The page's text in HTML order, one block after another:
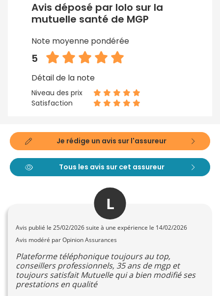
Avis déposé par lolo sur la
mutuelle santé de MGP
Note moyenne pondérée
5
Détail de la note
Niveau des prix
Satisfaction
Je rédige un avis sur l'assureur
Tous les avis sur cet assureur
L
Avis publié le 25/02/2026suite à une expérience le 14/02/2026
Avis modéré par Opinion Assurances
Plateforme téléphonique toujours au top,
conseillers professionnels, 35 ans de mgp et
toujours satisfait Mutuelle qui a bien modifié ses
prestations en qualité